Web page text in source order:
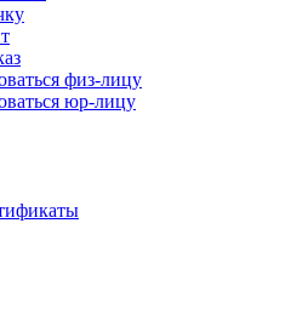
физ-лицу
юр-лицу